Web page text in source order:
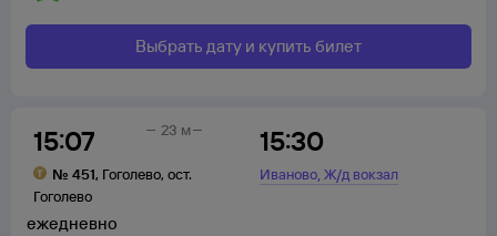
Выбрать дату и купить билет
15:07
№ 451, Гоголево, ост.
Гоголево
15:30
Иваново,Ж/д вокзал
23 м
ежедневно